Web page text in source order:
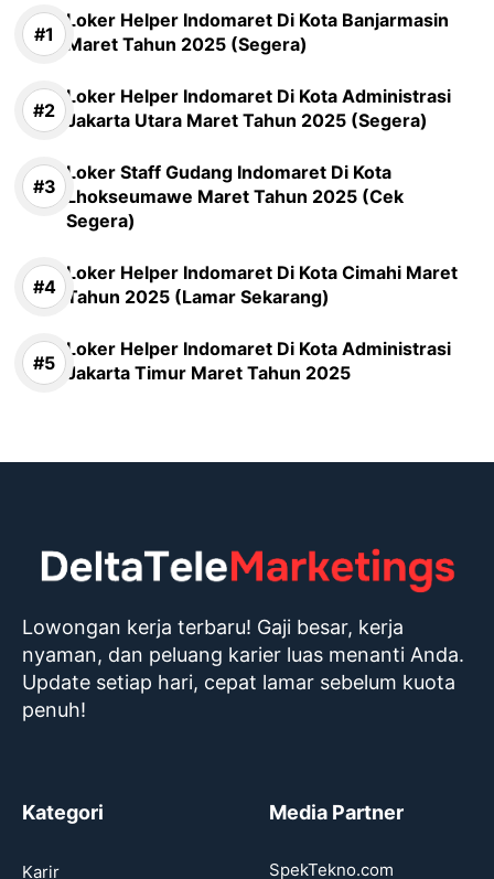
Loker Helper Indomaret Di Kota Banjarmasin
Maret Tahun 2025 (Segera)
Loker Helper Indomaret Di Kota Administrasi
Jakarta Utara Maret Tahun 2025 (Segera)
Loker Staff Gudang Indomaret Di Kota
Lhokseumawe Maret Tahun 2025 (Cek
Segera)
Loker Helper Indomaret Di Kota Cimahi Maret
Tahun 2025 (Lamar Sekarang)
Loker Helper Indomaret Di Kota Administrasi
Jakarta Timur Maret Tahun 2025
Lowongan kerja terbaru! Gaji besar, kerja
nyaman, dan peluang karier luas menanti Anda.
Update setiap hari, cepat lamar sebelum kuota
penuh!
Kategori
Karir
Media Partner
SpekTekno.com